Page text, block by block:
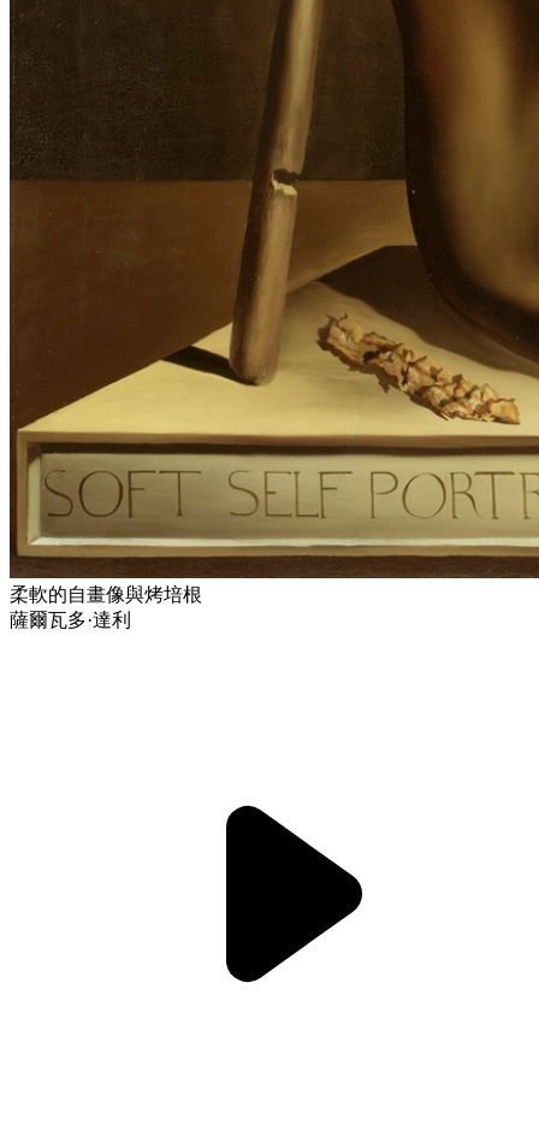
柔軟的自畫像與烤培根
薩爾瓦多·達利